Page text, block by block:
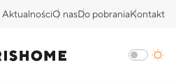
AktualnościO nasDo pobraniaKontakt